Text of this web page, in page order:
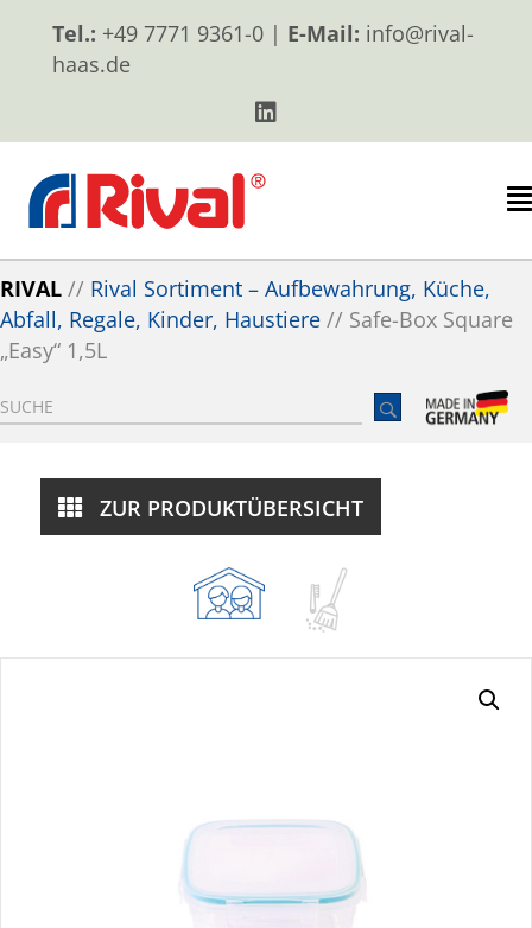
Tel.: +49 7771 9361-0 | E-Mail: info@rival-
haas.de
RIVAL // Rival Sortiment – Aufbewahrung, Küche,
Abfall, Regale, Kinder, Haustiere // Safe-Box Square
„Easy“ 1,5L
ZUR PRODUKTÜBERSICHT